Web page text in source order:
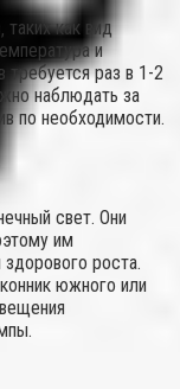
таких как вид
и
требуется раз в 1-2
наблюдать за
по необходимости.
свет. Они
им
роста.
южного или